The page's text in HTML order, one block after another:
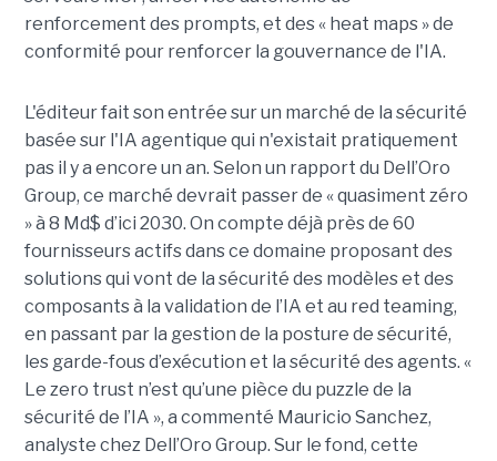
renforcement des prompts, et des « heat maps » de
conformité pour renforcer la gouvernance de l'IA.
L'éditeur fait son entrée sur un marché de la sécurité
basée sur l'IA agentique qui n'existait pratiquement
pas il y a encore un an. Selon un rapport du Dell’Oro
Group, ce marché devrait passer de « quasiment zéro
» à 8 Md$ d’ici 2030. On compte déjà près de 60
fournisseurs actifs dans ce domaine proposant des
solutions qui vont de la sécurité des modèles et des
composants à la validation de l’IA et au red teaming,
en passant par la gestion de la posture de sécurité,
les garde-fous d’exécution et la sécurité des agents. «
Le zero trust n’est qu’une pièce du puzzle de la
sécurité de l’IA », a commenté Mauricio Sanchez,
analyste chez Dell’Oro Group. Sur le fond, cette